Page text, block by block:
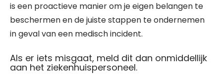
is een proactieve manier om je eigen belangen te
beschermen en de juiste stappen te ondernemen
in geval van een medisch incident.
Als er iets misgaat, meld dit dan onmiddellijk
aan het ziekenhuispersoneel.